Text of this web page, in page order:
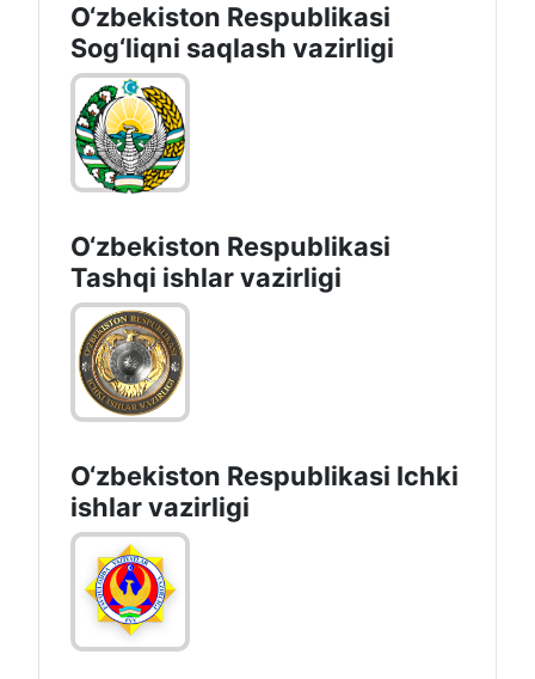
O‘zbеkistоn Rеspublikаsi
Sоg‘liqni saqlash vаzirligi
O‘zbеkistоn Rеspublikаsi
Tashqi ishlаr vаzirligi
O‘zbеkiston Rеspublikаsi Ichki
ishlаr vаzirligi